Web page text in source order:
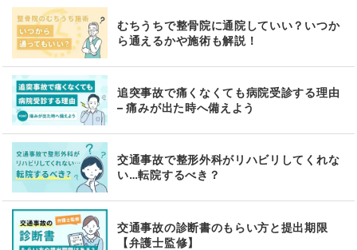
むちうちで整骨院に通院していい？いつか
ら通えるかや施術も解説！
追突事故で痛くなくても病院受診する理由
– 痛みが出た時へ備えよう
交通事故で整形外科がリハビリしてくれな
い…転院するべき？
交通事故の診断書のもらい方と提出期限
【弁護士監修】